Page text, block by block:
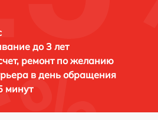
до 3 лет
ремонт по желанию
в день обращения
минут